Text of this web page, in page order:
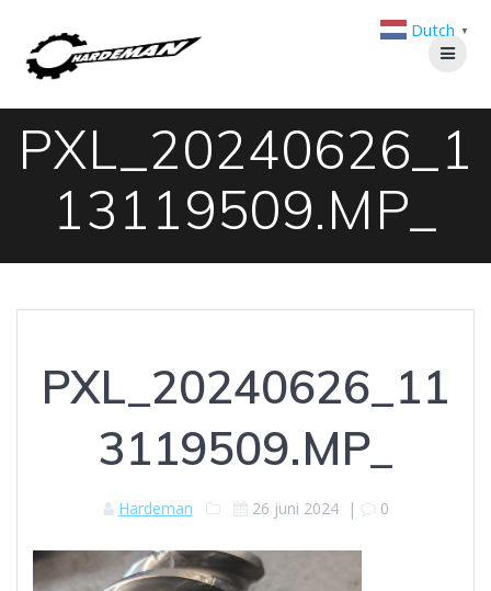
PXL_20240626_1
13119509.MP_
PXL_20240626_11
3119509.MP_
Hardeman 26 juni 2024| 0
Dutch ▼